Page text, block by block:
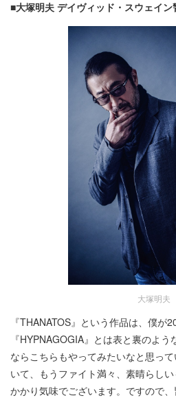
■大塚明夫 デイヴィッド・スウェイン
大塚明夫
『THANATOS』という作品は、僕が
『HYPNAGOGIA』とは表と裏のよ
ならこちらもやってみたいなと思っ
いて、もうファイト満々、素晴らし
かかり気味でございます。ですので